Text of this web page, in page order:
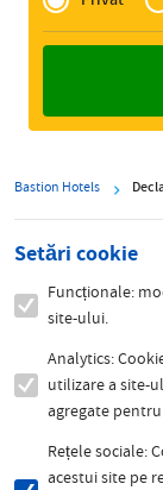
Zakelijk
Bastion Hotels
Setări cookie
Funcționale:
site-ului.
Analytics:
utilizare a site-
agregate
Rețele sociale:
acestui site pe